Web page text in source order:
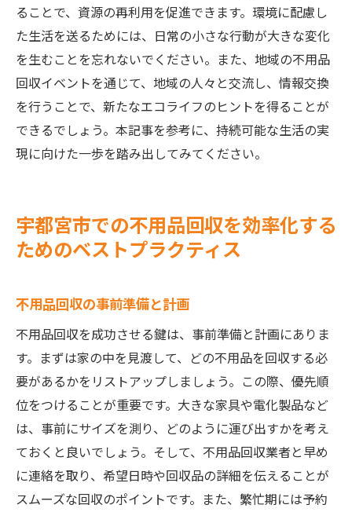
ることで、資源の再利用を促進できます。環境に配慮し
た生活を送るためには、日常の小さな行動が大きな変化
を生むことを忘れないでください。また、地域の不用品
回収イベントを通じて、地域の人々と交流し、情報交換
を行うことで、新たなエコライフのヒントを得ることが
できるでしょう。本記事を参考に、持続可能な生活の実
現に向けた一歩を踏み出してみてください。
宇都宮市での不用品回収を効率化する
ためのベストプラクティス
不用品回収の事前準備と計画
不用品回収を成功させる鍵は、事前準備と計画にありま
す。まずは家の中を見渡して、どの不用品を回収する必
要があるかをリストアップしましょう。この際、優先順
位をつけることが重要です。大きな家具や電化製品など
は、事前にサイズを測り、どのように運び出すかを考え
ておくと良いでしょう。そして、不用品回収業者と早め
に連絡を取り、希望日時や回収品の詳細を伝えることが
スムーズな回収のポイントです。また、繁忙期には予約